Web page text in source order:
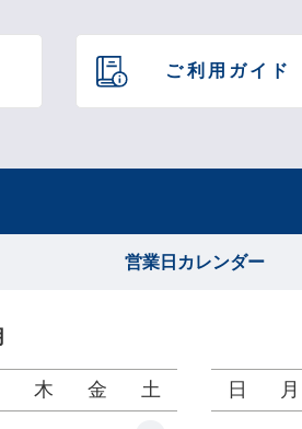
について問い合わせ
ご利用ガイド
営業日カレンダー
木 金 土 日 月